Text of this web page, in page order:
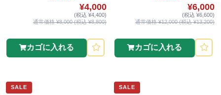
¥4,000
(税込 ¥4,400)
通常価格 ¥8,000 (税込 ¥8,800)
カゴに入れる
¥6,000
(税込 ¥6,600)
通常価格 ¥12,000 (税込 ¥13,200)
カゴに入れる
SALE SALE